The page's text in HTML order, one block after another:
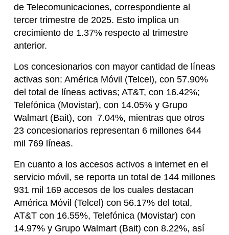
de Telecomunicaciones, correspondiente al
tercer trimestre de 2025. Esto implica un
crecimiento de 1.37% respecto al trimestre
anterior.
Los concesionarios con mayor cantidad de líneas
activas son: América Móvil (Telcel), con 57.90%
del total de líneas activas; AT&T, con 16.42%;
Telefónica (Movistar), con 14.05% y Grupo
Walmart (Bait), con 7.04%, mientras que otros
23 concesionarios representan 6 millones 644
mil 769 líneas.
En cuanto a los accesos activos a internet en el
servicio móvil, se reporta un total de 144 millones
931 mil 169 accesos de los cuales destacan
América Móvil (Telcel) con 56.17% del total,
AT&T con 16.55%, Telefónica (Movistar) con
14.97% y Grupo Walmart (Bait) con 8.22%, así